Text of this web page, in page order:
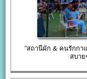
“สถานีผัก & คนรักกา
สบา